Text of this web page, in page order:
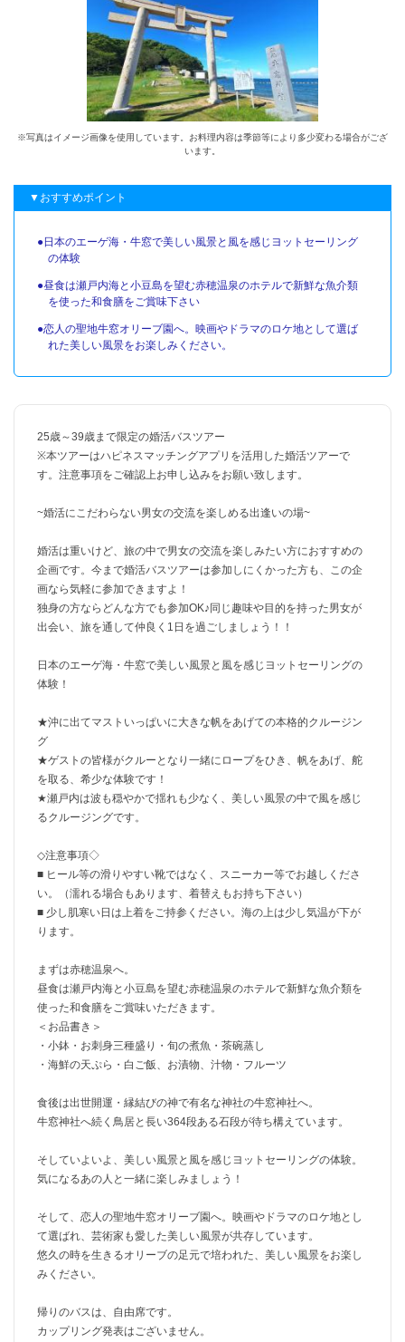
※写真はイメージ画像を使用しています。お料理内容は季節等により多少変わる場合がござ
います。
▼おすすめポイント
●日本のエーゲ海・牛窓で美しい風景と風を感じヨットセーリング
の体験
●昼食は瀬戸内海と小豆島を望む赤穂温泉のホテルで新鮮な魚介類
を使った和食膳をご賞味下さい
●恋人の聖地牛窓オリーブ園へ。映画やドラマのロケ地として選ば
れた美しい風景をお楽しみください。
25歳～39歳まで限定の婚活バスツアー
※本ツアーはハピネスマッチングアプリを活用した婚活ツアーで
す。注意事項をご確認上お申し込みをお願い致します。
~婚活にこだわらない男女の交流を楽しめる出逢いの場~
婚活は重いけど、旅の中で男女の交流を楽しみたい方におすすめの
企画です。今まで婚活バスツアーは参加しにくかった方も、この企
画なら気軽に参加できますよ！
独身の方ならどんな方でも参加OK♪同じ趣味や目的を持った男女が
出会い、旅を通して仲良く1日を過ごしましょう！！
日本のエーゲ海・牛窓で美しい風景と風を感じヨットセーリングの
体験！
★沖に出てマストいっぱいに大きな帆をあげての本格的クルージン
グ
★ゲストの皆様がクルーとなり一緒にロープをひき、帆をあげ、舵
を取る、希少な体験です！
★瀬戸内は波も穏やかで揺れも少なく、美しい風景の中で風を感じ
るクルージングです。
◇注意事項◇
■ ヒール等の滑りやすい靴ではなく、スニーカー等でお越しくださ
い。（濡れる場合もあります、着替えもお持ち下さい）
■ 少し肌寒い日は上着をご持参ください。海の上は少し気温が下が
ります。
まずは赤穂温泉へ。
昼食は瀬戸内海と小豆島を望む赤穂温泉のホテルで新鮮な魚介類を
使った和食膳をご賞味いただきます。
＜お品書き＞
・小鉢・お刺身三種盛り・旬の煮魚・茶碗蒸し
・海鮮の天ぷら・白ご飯、お漬物、汁物・フルーツ
食後は出世開運・縁結びの神で有名な神社の牛窓神社へ。
牛窓神社へ続く鳥居と長い364段ある石段が待ち構えています。
そしていよいよ、美しい風景と風を感じヨットセーリングの体験。
気になるあの人と一緒に楽しみましょう！
そして、恋人の聖地牛窓オリーブ園へ。映画やドラマのロケ地とし
て選ばれ、芸術家も愛した美しい風景が共存しています。
悠久の時を生きるオリーブの足元で培われた、美しい風景をお楽し
みください。
帰りのバスは、自由席です。
カップリング発表はございません。